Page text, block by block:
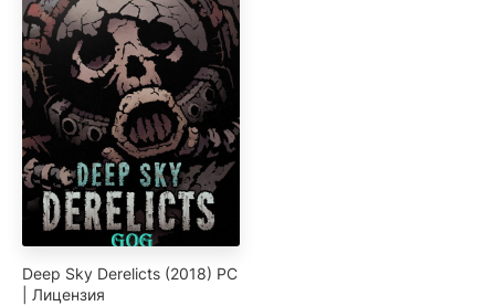
Deep Sky Derelicts (2018) PC
| Лицензия